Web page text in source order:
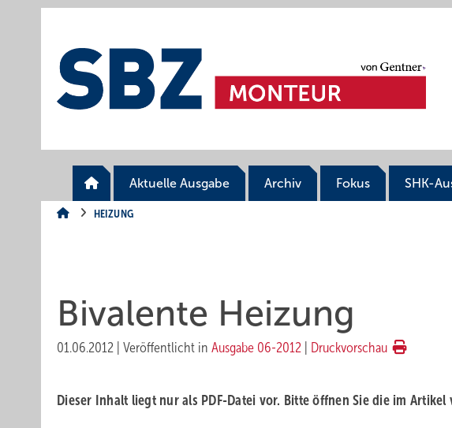
Aktuelle Ausgabe Archiv Fokus SHK-
HEIZUNG
Bivalente Heizung
01.06.2012 Veröffentlicht in Ausgabe 06-2012 Druckvorschau
Dieser Inhalt liegt nur als PDF-Datei vor. Bitte öffnen Sie die im